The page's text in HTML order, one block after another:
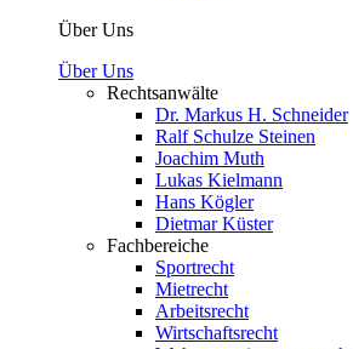
Über Uns
Über Uns
Rechtsanwälte
Dr. Markus H. Schneider
Ralf Schulze Steinen
Joachim Muth
Lukas Kielmann
Hans Kögler
Dietmar Küster
Fachbereiche
Sportrecht
Mietrecht
Arbeitsrecht
Wirtschaftsrecht